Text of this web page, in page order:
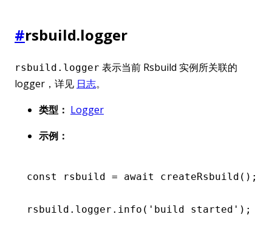
#rsbuild.logger
rsbuild.logger 表示当前 Rsbuild 实例所关联的
logger，详见 日志。
类型： Logger
示例：
const rsbuild = await createRsbuild ();
rsbuild . logger .info ( 'build started' );